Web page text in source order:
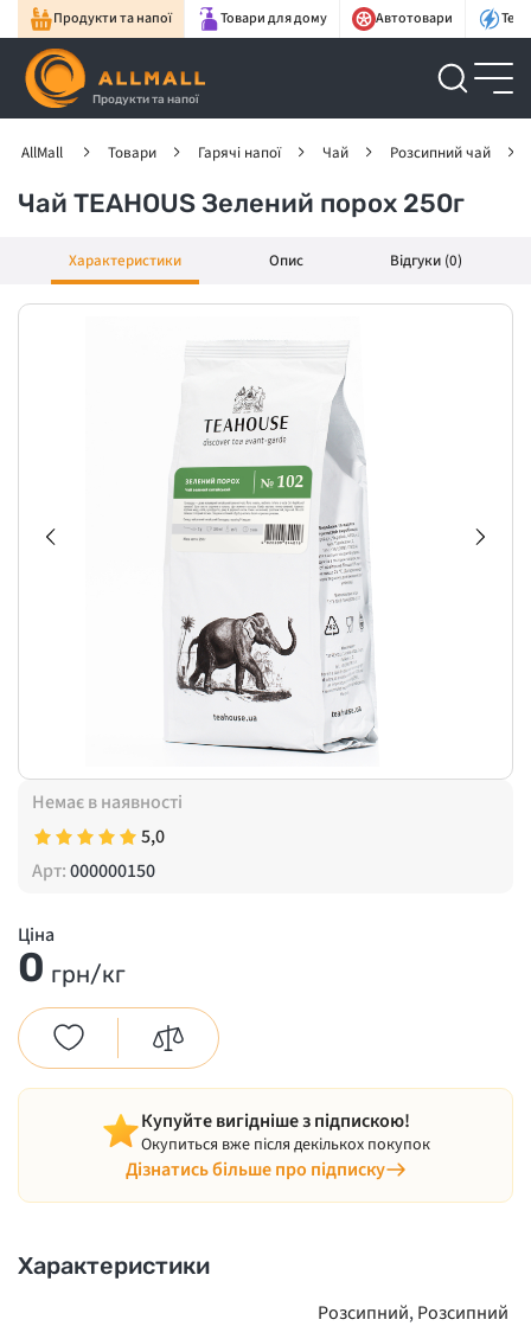
Продукти та напої Товари для дому Автотовари
Продукти та напої
AllMall Товари Гарячі напої Чай Розсипний чай
Чай TEAHOUS Зелений порох 250г
Характеристики Опис Відгуки (0)
Немає в наявності
5,0
Арт:000000150
Ціна
0 грн/кг
Купуйте вигідніше з підпискою!
Окупиться вже після декількох покупок
Дізнатись більше про підписку
Характеристики
Розсипний,Розсипний